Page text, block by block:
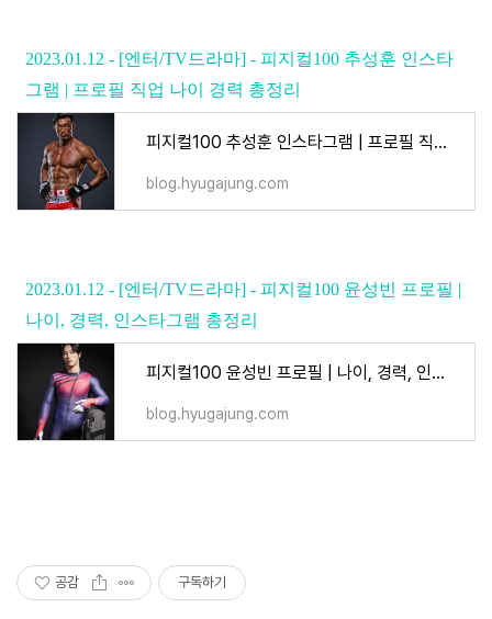
2023.01.12 - [엔터/TV드라마] - 피지컬100 추성훈 인스타
그램 | 프로필 직업 나이 경력 총정리
피지컬100 추성훈 인스타그램 | 프로필 직업 나이 경력 총정리
blog.hyugajung.com
2023.01.12 - [엔터/TV드라마] - 피지컬100 윤성빈 프로필 |
나이, 경력, 인스타그램 총정리
피지컬100 윤성빈 프로필 | 나이, 경력, 인스타그램 총정리
blog.hyugajung.com
공감 구독하기